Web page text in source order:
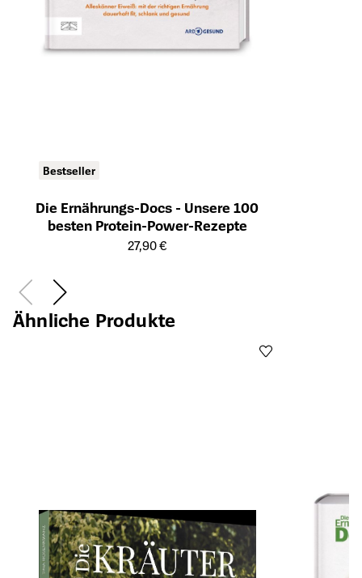
Bestseller
Die Ernährungs-Docs - Unsere 100
besten Protein-Power-Rezepte
Öffnet die Detailseite des Produkts
27,90 €
Ähnliche Produkte